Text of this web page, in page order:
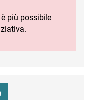
più possibile